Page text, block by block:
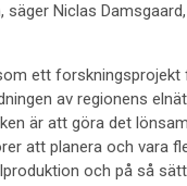
säger Niclas
ett
av regionens
är att göra det
att planera och vara
och på så